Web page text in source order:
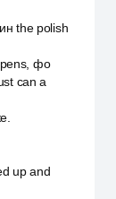
the polish
фо
can a
up and